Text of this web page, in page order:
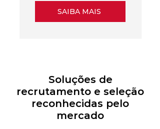
SAIBA MAIS
Soluções de
recrutamento e seleção
reconhecidas pelo
mercado